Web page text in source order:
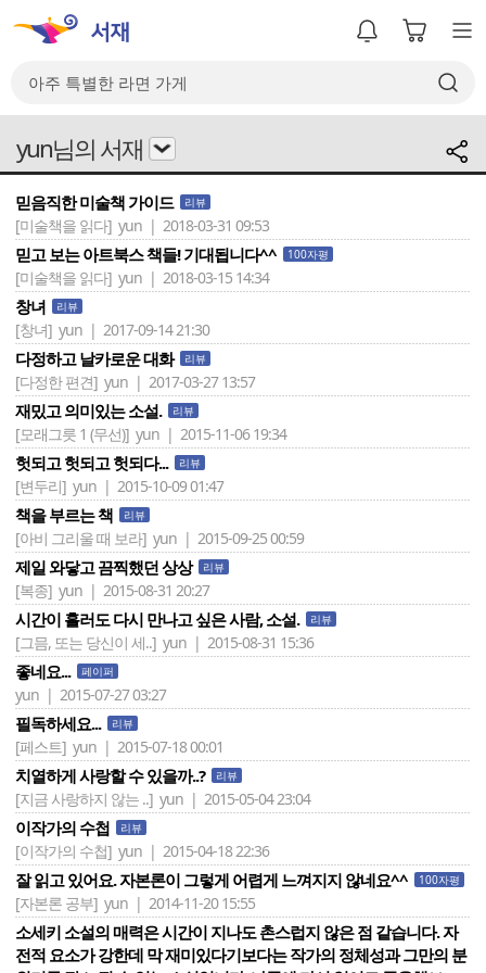
yun님의 서재
믿음직한 미술책 가이드 리뷰
[미술책을 읽다] yun | 2018-03-31 09:53
믿고 보는 아트북스 책들! 기대됩니다^^ 100자평
[미술책을 읽다] yun | 2018-03-15 14:34
창녀 리뷰
[창녀] yun | 2017-09-14 21:30
다정하고 날카로운 대화 리뷰
[다정한 편견] yun | 2017-03-27 13:57
재밌고 의미있는 소설. 리뷰
[모래그릇 1 (무선)] yun | 2015-11-06 19:34
헛되고 헛되고 헛되다... 리뷰
[변두리] yun | 2015-10-09 01:47
책을 부르는 책 리뷰
[아비 그리울 때 보라] yun | 2015-09-25 00:59
제일 와닿고 끔찍했던 상상 리뷰
[복종] yun | 2015-08-31 20:27
시간이 흘러도 다시 만나고 싶은 사람, 소설. 리뷰
[그믐, 또는 당신이 세..] yun | 2015-08-31 15:36
좋네요... 페이퍼
yun | 2015-07-27 03:27
필독하세요... 리뷰
[페스트] yun | 2015-07-18 00:01
치열하게 사랑할 수 있을까..? 리뷰
[지금 사랑하지 않는 ..] yun | 2015-05-04 23:04
이작가의 수첩 리뷰
[이작가의 수첩] yun | 2015-04-18 22:36
잘 읽고 있어요. 자본론이 그렇게 어렵게 느껴지지 않네요^^ 100자평
[자본론 공부] yun | 2014-11-20 15:55
소세키 소설의 매력은 시간이 지나도 촌스럽지 않은 점 같습니다. 자
전적 요소가 강한데 막 재미있다기보다는 작가의 정체성과 그만의 분